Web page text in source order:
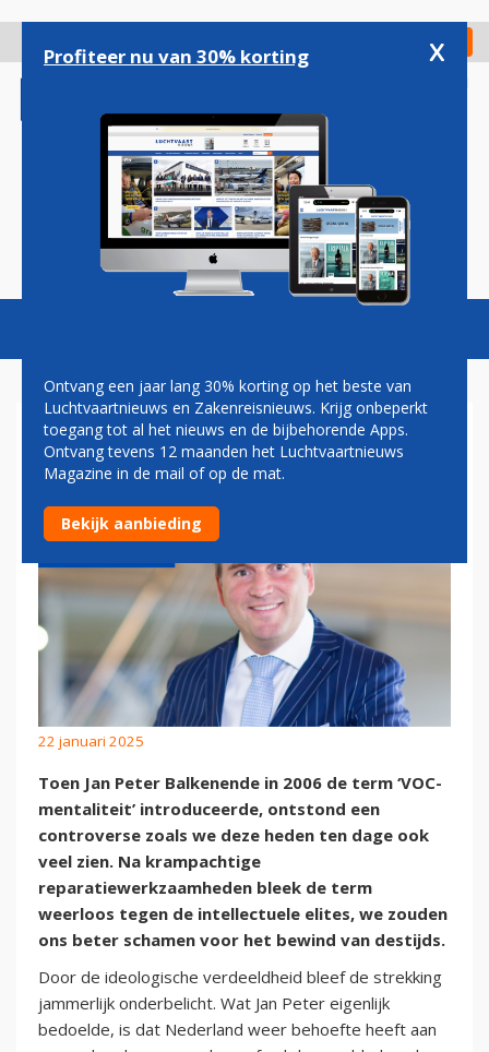
gaan
Check in
Magazine Podcasts Vacatures
KAMPIOENEN
22 januari 2025
Toen Jan Peter Balkenende in 2006 de term ‘VOC-
mentaliteit’ introduceerde, ontstond een
controverse zoals we deze heden ten dage ook
veel zien. Na krampachtige
reparatiewerkzaamheden bleek de term
weerloos tegen de intellectuele elites, we zouden
ons beter schamen voor het bewind van destijds.
Door de ideologische verdeeldheid bleef de strekking
jammerlijk onderbelicht. Wat Jan Peter eigenlijk
bedoelde, is dat Nederland weer behoefte heeft aan
Profiteer nu van 30% korting x
Ontvang een jaar lang 30% korting op het beste van
Luchtvaartnieuws en Zakenreisnieuws. Krijg onbeperkt
toegang tot al het nieuws en de bijbehorende Apps.
Ontvang tevens 12 maanden het Luchtvaartnieuws
Magazine in de mail of op de mat.
Bekijk aanbieding